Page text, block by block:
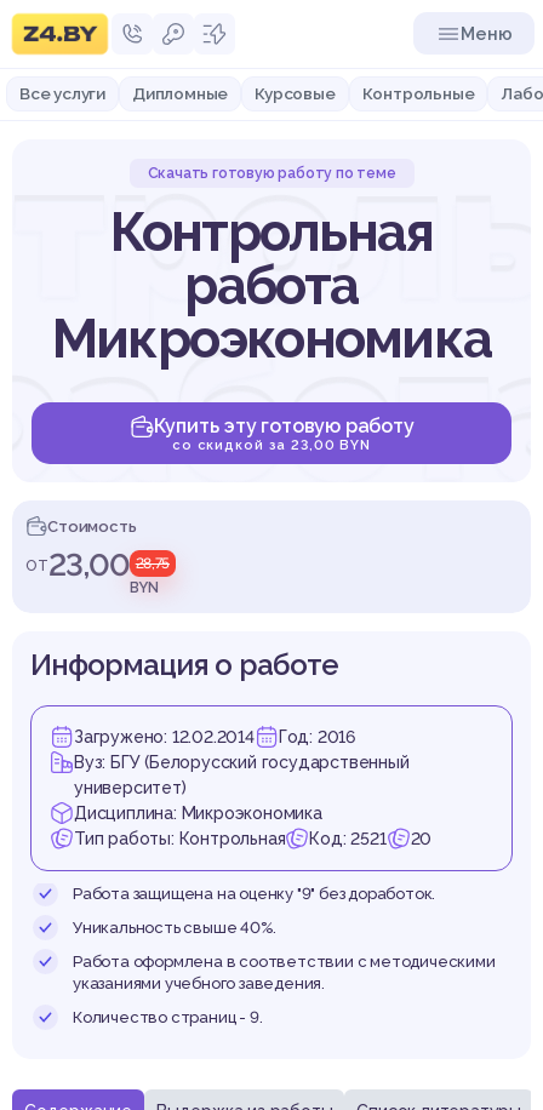
Меню
Все услуги Дипломные Курсовые Контрольные
Скачать готовую работу по теме
Контрольная
работа
Микроэкономика
Купить эту готовую работу
со скидкой за 23,00 BYN
Стоимость
от23,00 28,75
BYN
Информация о работе
Загружено: 12.02.2014
Год: 2016
Вуз: БГУ (Белорусский государственный
университет)
Дисциплина: Микроэкономика
Тип работы: Контрольная
Код: 2521 20
Работа защищена на оценку "9" без доработок.
Уникальность свыше 40%.
Работа оформлена в соответствии с методическими
указаниями учебного заведения.
Количество страниц - 9.